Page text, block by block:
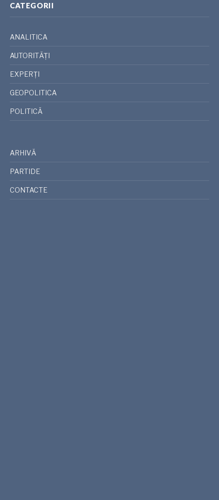
CATEGORII
ANALITICA
AUTORITĂȚI
EXPERȚI
GEOPOLITICA
POLITICĂ
ARHIVĂ
PARTIDE
CONTACTE